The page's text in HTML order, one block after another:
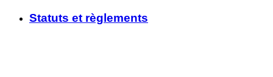
Statuts et règlements